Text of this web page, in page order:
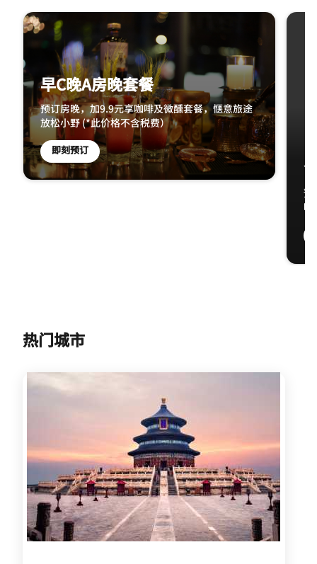
跳过 轮播 使用 2 张卡。
早C晚A房晚套餐
预订房晚，加9.9元享咖啡及微醺套餐，惬意旅途
放松小野 (*此价格不含税费）
即刻预订
预
味
热门城市